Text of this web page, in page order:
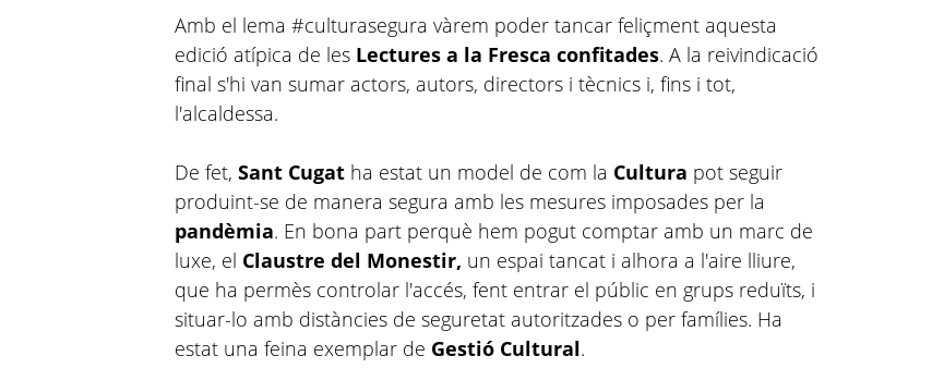
Amb el lema #culturasegura vàrem poder tancar feliçment aquesta
edició atípica de les Lectures a la Fresca confitades. A la reivindicació
final s'hi van sumar actors, autors, directors i tècnics i, fins i tot,
l'alcaldessa.
De fet,Sant Cugat ha estat un model de com la Cultura pot seguir
produint-se de manera segura amb les mesures imposades per la
pandèmia. En bona part perquè hem pogut comptar amb un marc de
luxe, el Claustre del Monestir, un espai tancat i alhora a l'aire lliure,
que ha permès controlar l'accés, fent entrar el públic en grups reduïts, i
situar-lo amb distàncies de seguretat autoritzades o per famílies. Ha
estat una feina exemplar de Gestió Cultural.